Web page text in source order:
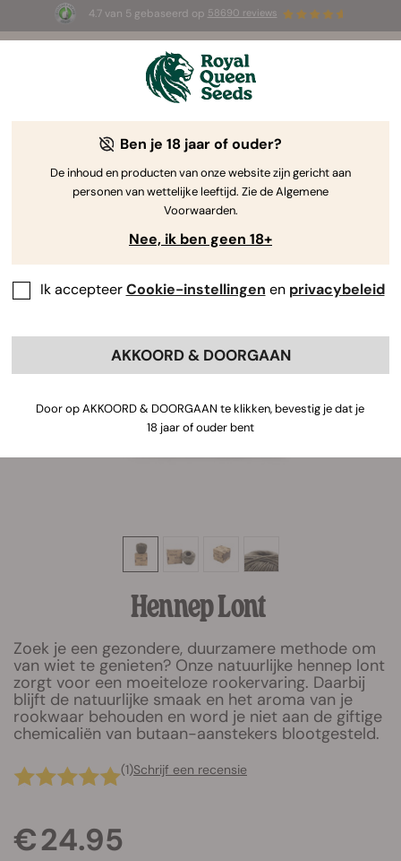
4.7 van 5 gebaseerd op 58690 reviews
3 White Widow Auto zaadjesGRATIS voor de
Hennep Lont
Zoek je een gezondere, duurzamere methode om
van wiet te genieten? Onze natuurlijke hennep lont
zorgt voor een moeiteloze rookervaring. Daarbij
blijft de natuurlijke smaak en het aroma van je
rookwaar behouden en word je niet aan de giftige
chemicaliën van butaan-aanstekers blootgesteld.
(1)Schrijf een recensie
€ 24.95
Ben je 18 jaar of ouder?
De inhoud en producten van onze website zijn gericht aan
personen van wettelijke leeftijd. Zie de Algemene
Voorwaarden.
Nee, ik ben geen 18+
Ik accepteerCookie-instellingen en privacybeleid
AKKOORD & DOORGAAN
Door op AKKOORD & DOORGAAN te klikken, bevestig je dat je
18 jaar of ouder bent